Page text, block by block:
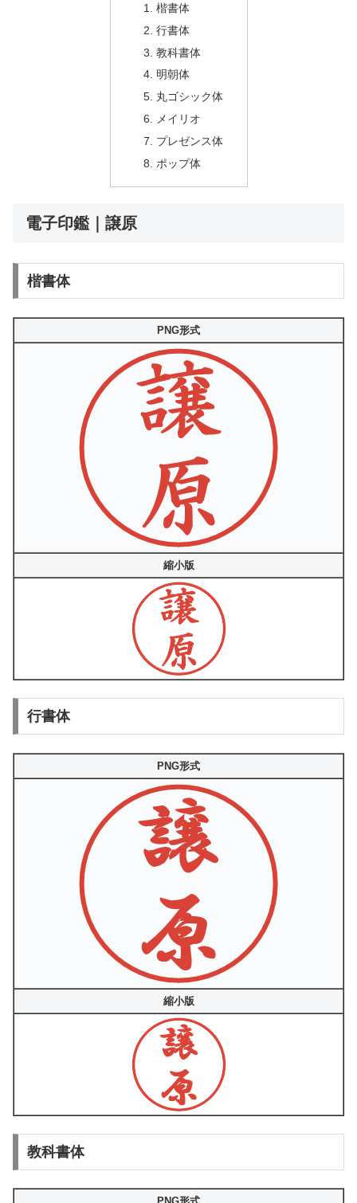
楷書体
行書体
教科書体
明朝体
丸ゴシック体
メイリオ
プレゼンス体
ポップ体
電子印鑑｜譲原
楷書体
PNG形式
縮小版
行書体
PNG形式
縮小版
教科書体